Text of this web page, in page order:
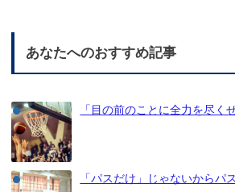
あなたへのおすすめ記事
「目の前のことに全力を尽く
「パスだけ」じゃないからパ